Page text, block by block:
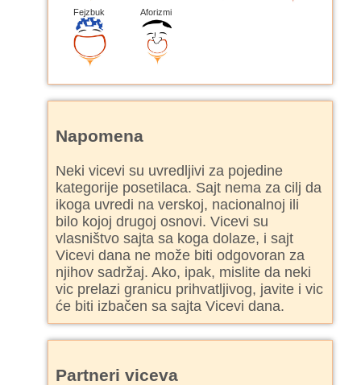
Fejzbuk Aforizmi
Napomena
Neki vicevi su uvredljivi za pojedine
kategorije posetilaca. Sajt nema za cilj da
ikoga uvredi na verskoj, nacionalnoj ili
bilo kojoj drugoj osnovi. Vicevi su
vlasništvo sajta sa koga dolaze, i sajt
Vicevi dana ne može biti odgovoran za
njihov sadržaj. Ako, ipak, mislite da neki
vic prelazi granicu prihvatljivog, javite i vic
će biti izbačen sa sajta Vicevi dana.
Partneri viceva